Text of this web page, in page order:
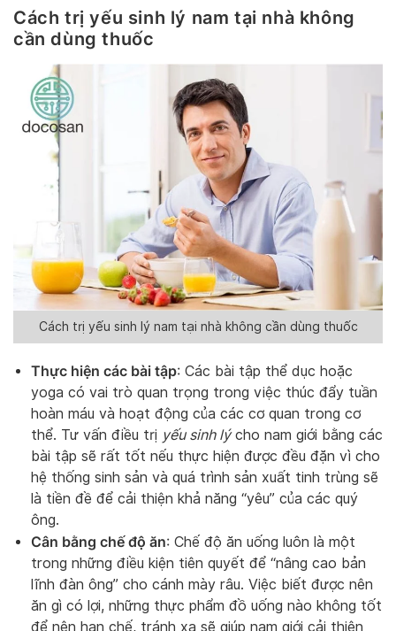
Cách trị yếu sinh lý nam tại nhà không
cần dùng thuốc
Cách trị yếu sinh lý nam tại nhà không cần dùng thuốc
Thực hiện các bài tập: Các bài tập thể dục hoặc
yoga có vai trò quan trọng trong việc thúc đẩy tuần
hoàn máu và hoạt động của các cơ quan trong cơ
thể. Tư vấn điều trị yếu sinh lýcho nam giới bằng các
bài tập sẽ rất tốt nếu thực hiện được đều đặn vì cho
hệ thống sinh sản và quá trình sản xuất tinh trùng sẽ
là tiền đề để cải thiện khả năng “yêu” của các quý
ông.
Cân bằng chế độ ăn: Chế độ ăn uống luôn là một
trong những điều kiện tiên quyết để “nâng cao bản
lĩnh đàn ông” cho cánh mày râu. Việc biết được nên
ăn gì có lợi, những thực phẩm đồ uống nào không tốt
để nên hạn chế, tránh xa sẽ giúp nam giới cải thiện